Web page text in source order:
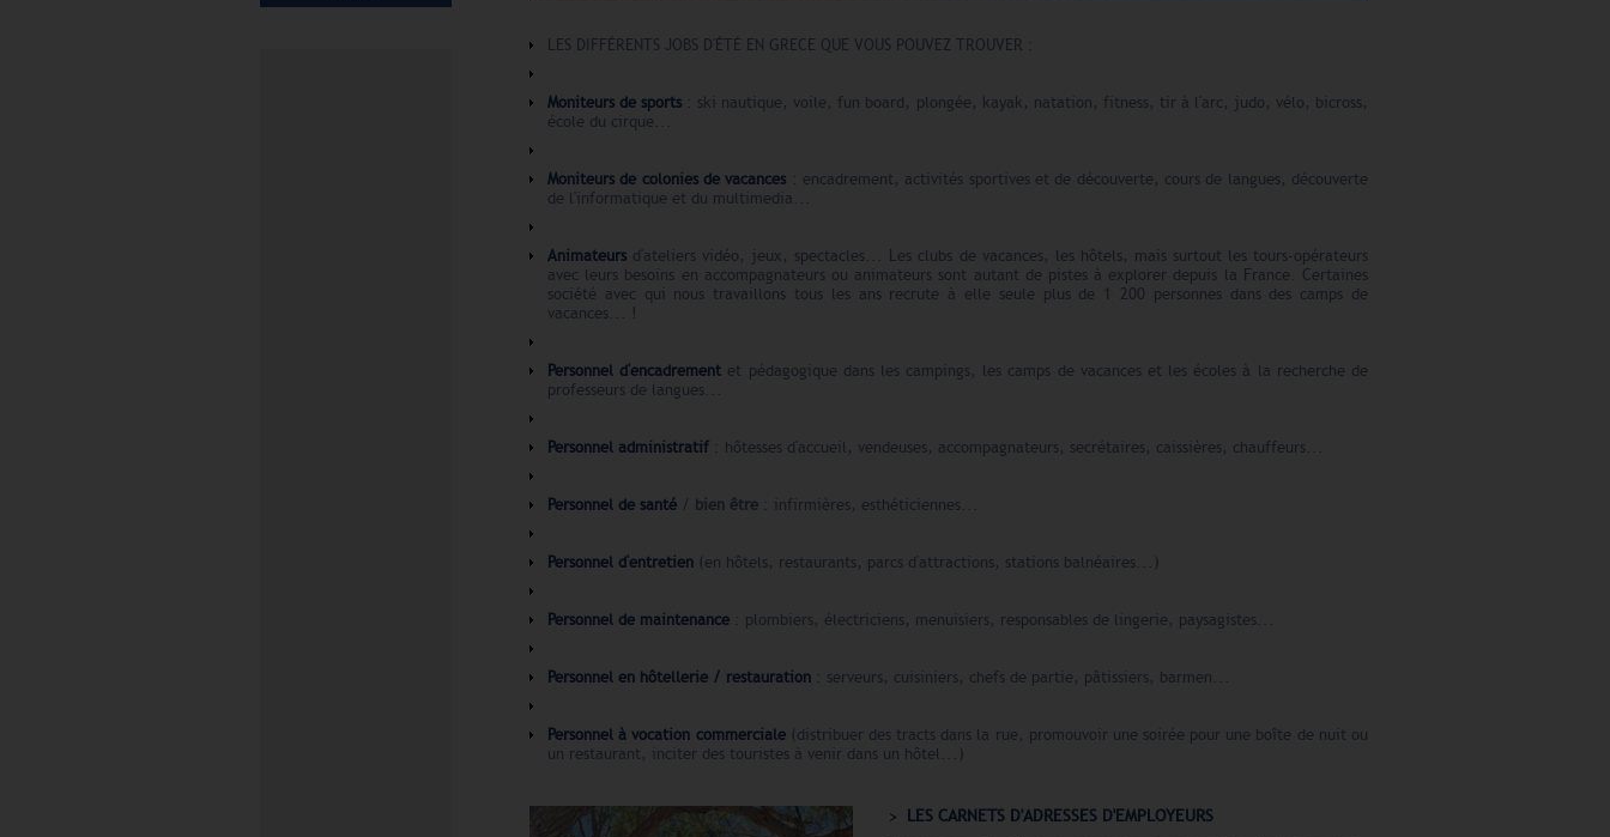
LES DIFFÉRENTS JOBS D'ÉTÉ EN GRECE QUE VOUS POUVEZ TROUVER :
Moniteurs de sports : ski nautique, voile, fun board, plongée, kayak, natation, fitness, tir à l'arc, judo, vélo, bicross,
école du cirque...
Moniteurs de colonies de vacances : encadrement, activités sportives et de découverte, cours de langues, découverte
de l'informatique et du multimedia...
Animateurs d'ateliers vidéo, jeux, spectacles... Les clubs de vacances, les hôtels, mais surtout les tours-opérateurs
avec leurs besoins en accompagnateurs ou animateurs sont autant de pistes à explorer depuis la France. Certaines
société avec qui nous travaillons tous les ans recrute à elle seule plus de 1 200 personnes dans des camps de
vacances... !
Personnel d'encadrement et pédagogique dans les campings, les camps de vacances et les écoles à la recherche de
professeurs de langues...
Personnel administratif : hôtesses d'accueil, vendeuses, accompagnateurs, secrétaires, caissières, chauffeurs...
Personnel de santé / bien être : infirmières, esthéticiennes...
Personnel d'entretien (en hôtels, restaurants, parcs d'attractions, stations balnéaires...)
Personnel de maintenance : plombiers, électriciens, menuisiers, responsables de lingerie, paysagistes...
Personnel en hôtellerie / restauration : serveurs, cuisiniers, chefs de partie, pâtissiers, barmen...
Personnel à vocation commerciale(distribuer des tracts dans la rue, promouvoir une soirée pour une boîte de nuit ou
un restaurant, inciter des touristes à venir dans un hôtel...)
LES CARNETS D'ADRESSES D'EMPLOYEURS